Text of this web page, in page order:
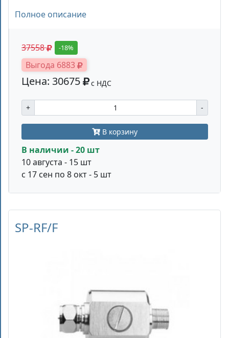
Полное описание
37558 -18%
Выгода 6883
Цена: 30675 с НДС
+ -
В корзину
В наличии - 20 шт
10 августа - 15 шт
с 17 сен по 8 окт - 5 шт
SP-RF/F